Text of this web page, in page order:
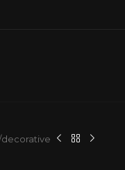
decorative